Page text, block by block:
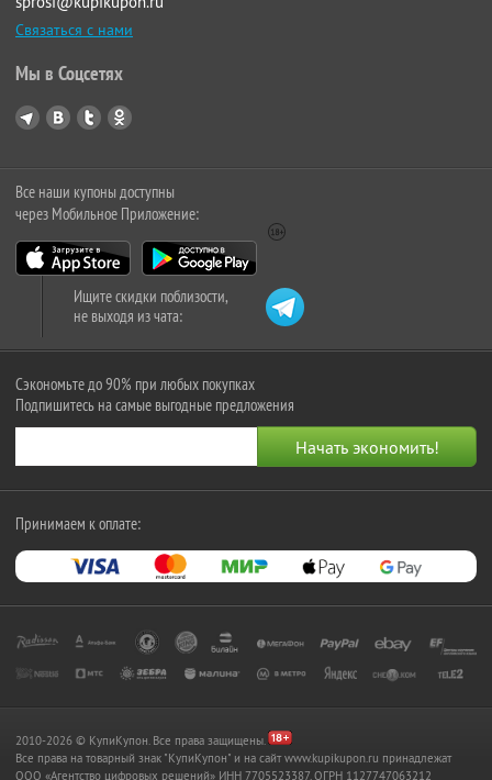
Связаться с нами
Мы в Соцсетях
Все наши купоны доступны
через Мобильное Приложение:
Ищите скидки поблизости,
не выходя из чата:
Сэкономьте до 90% при любых покупках
Подпишитесь на самые выгодные предложения
Принимаем к оплате:
2010-2026 © КупиКупон. Все права защищены.
Все права на товарный знак "КупиКупон" и на сайт www.kupikupon.ru принадлежат
OOO «Агентство цифровых решений» ИНН 7705523387, ОГРН 1127747063212